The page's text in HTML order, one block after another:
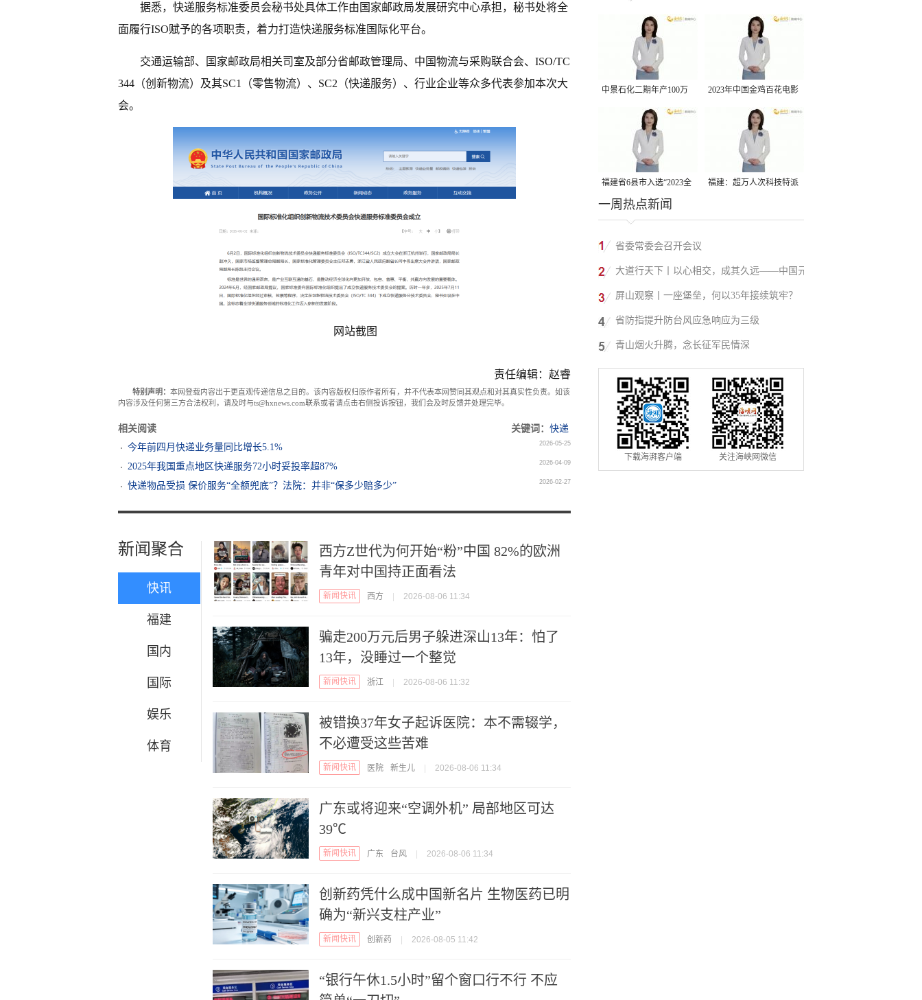
据悉，快递服务标准委员会秘书处具体工作由国家邮政局发展研究中心承担，秘书处将全
面履行ISO赋予的各项职责，着力打造快递服务标准国际化平台。
交通运输部、国家邮政局相关司室及部分省邮政管理局、中国物流与采购联合会、ISO/TC
344（创新物流）及其SC1（零售物流）、SC2（快递服务）、行业企业等众多代表参加本次大
会。
网站截图
责任编辑：赵睿
特别声明： 本网登载内容出于更直观传递信息之目的。该内容版权归原作者所有，并不代表本网赞同其观点和对其真实性负责。如该
内容涉及任何第三方合法权利，请及时与ts@hxnews.com联系或者请点击右侧投诉按钮，我们会及时反馈并处理完毕。
相关阅读 关键词： 快递
今年前四月快递业务量同比增长5.1%
2026-05-25
2025年我国重点地区快递服务72小时妥投率超87% 2026-04-09
快递物品受损 保价服务“全额兜底”？法院：并非“保多少赔多少” 2026-02-27
新闻聚合
快讯
福建
国内
国际
娱乐
体育
西方Z世代为何开始“粉”中国 82%的欧洲
青年对中国持正面看法
新闻快讯 西方 2026-08-06 11:34
骗走200万元后男子躲进深山13年：怕了
13年，没睡过一个整觉
新闻快讯 浙江 2026-08-06 11:32
被错换37年女子起诉医院：本不需辍学，
不必遭受这些苦难
新闻快讯 医院 新生儿 2026-08-06 11:34
广东或将迎来“空调外机” 局部地区可达
39℃
新闻快讯 广东 台风 2026-08-06 11:34
创新药凭什么成中国新名片 生物医药已明
确为“新兴支柱产业”
新闻快讯 创新药 2026-08-05 11:42
“银行午休1.5小时”留个窗口行不行 不应
中景石化二期年产100万
吨丙烷脱氢项目建成中交
2023年中国金鸡百花电影
节有福电影巡展31日启动
福建省6县市入选“2023全
国县域发展潜力百强县”
福建：超万人次科技特派
一周热点新闻
省委常委会召开会议
大道行天下丨以心相交，成其久远——中国元
首外交的世界情怀与大国气派
屏山观察丨一座堡垒，何以35年接续筑牢？
省防指提升防台风应急响应为三级
青山烟火升腾，念长征军民情深
下载海湃客户端 关注海峡网微信